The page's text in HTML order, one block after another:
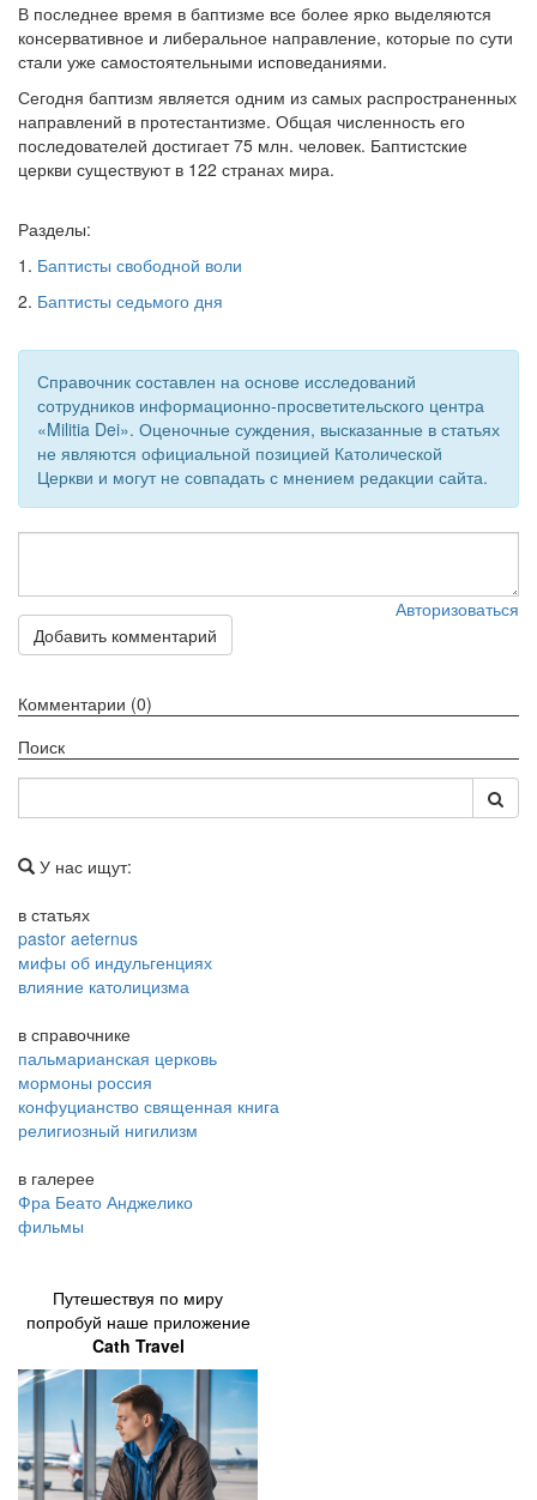
В последнее время в баптизме все более ярко выделяются
консервативное и либеральное направление, которые по сути
стали уже самостоятельными исповеданиями.
Сегодня баптизм является одним из самых распространенных
направлений в протестантизме. Общая численность его
последователей достигает 75 млн. человек. Баптистские
церкви существуют в 122 странах мира.
Разделы:
1. Баптисты свободной воли
2. Баптисты седьмого дня
Справочник составлен на основе исследований
сотрудников информационно-просветительского центра
«Militia Dei». Оценочные суждения, высказанные в статьях
не являются официальной позицией Католической
Церкви и могут не совпадать с мнением редакции сайта.
Авторизоваться
Добавить комментарий
Комментарии (0)
Поиск
У нас ищут:
в статьях
pastor aeternus
мифы об индульгенциях
влияние католицизма
в справочнике
пальмарианская церковь
мормоны россия
конфуцианство священная книга
религиозный нигилизм
в галерее
Фра Беато Анджелико
фильмы
Путешествуя по миру
попробуй наше приложение
Cath Travel